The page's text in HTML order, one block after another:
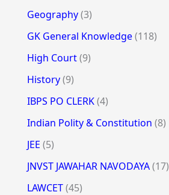
Geography(3)
GK General Knowledge(118)
High Court(9)
History(9)
IBPS PO CLERK(4)
Indian Polity & Constitution (8)
JEE (5)
JNVST JAWAHAR NAVODAYA(17)
LAWCET(45)